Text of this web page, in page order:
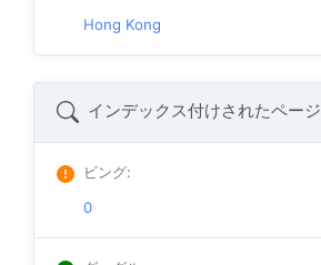
Hong Kong
インデックス付けされたページ
ビング:
0